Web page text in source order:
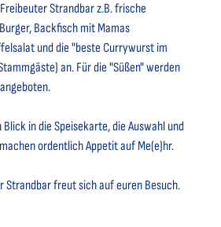
Strandbar z.B. frische
Backfisch mit Mamas
und die "beste Currywurst im
an. Für die "Süßen" werden
in die Speisekarte, die Auswahl und
ordentlich Appetit auf Me(e)hr.
Strandbar freut sich auf euren Besuch.